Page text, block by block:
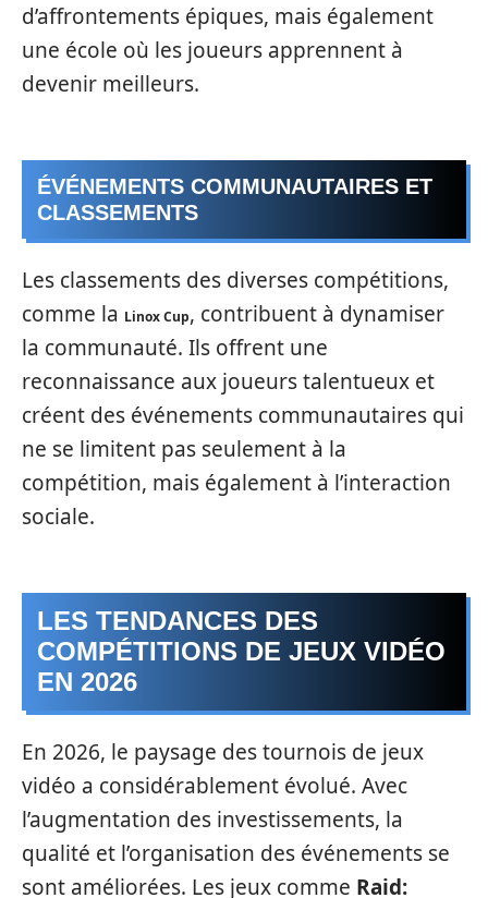
d’affrontements épiques, mais également
une école où les joueurs apprennent à
devenir meilleurs.
ÉVÉNEMENTS COMMUNAUTAIRES ET
CLASSEMENTS
Les classements des diverses compétitions,
comme la Linox Cup, contribuent à dynamiser
la communauté. Ils offrent une
reconnaissance aux joueurs talentueux et
créent des événements communautaires qui
ne se limitent pas seulement à la
compétition, mais également à l’interaction
sociale.
LES TENDANCES DES
COMPÉTITIONS DE JEUX VIDÉO
EN 2026
En 2026, le paysage des tournois de jeux
vidéo a considérablement évolué. Avec
l’augmentation des investissements, la
qualité et l’organisation des événements se
sont améliorées. Les jeux comme Raid: